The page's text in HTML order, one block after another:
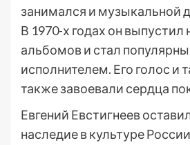
занимался и музыкальной
В 1970-х годах он выпустил
альбомов и стал
исполнителем. Его голос и
также завоевали сердца
Евгений Евстигнеев
наследие в культуре